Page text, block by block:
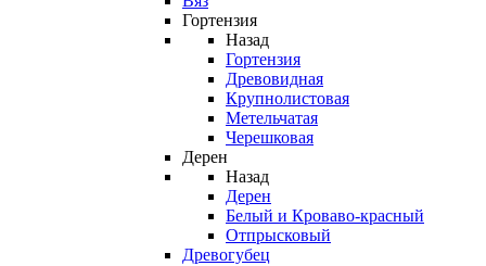
Гортензия
Назад
Гортензия
Древовидная
Крупнолистовая
Метельчатая
Черешковая
Дерен
Назад
Дерен
Белый и Кроваво-красный
Отпрысковый
Древогубец